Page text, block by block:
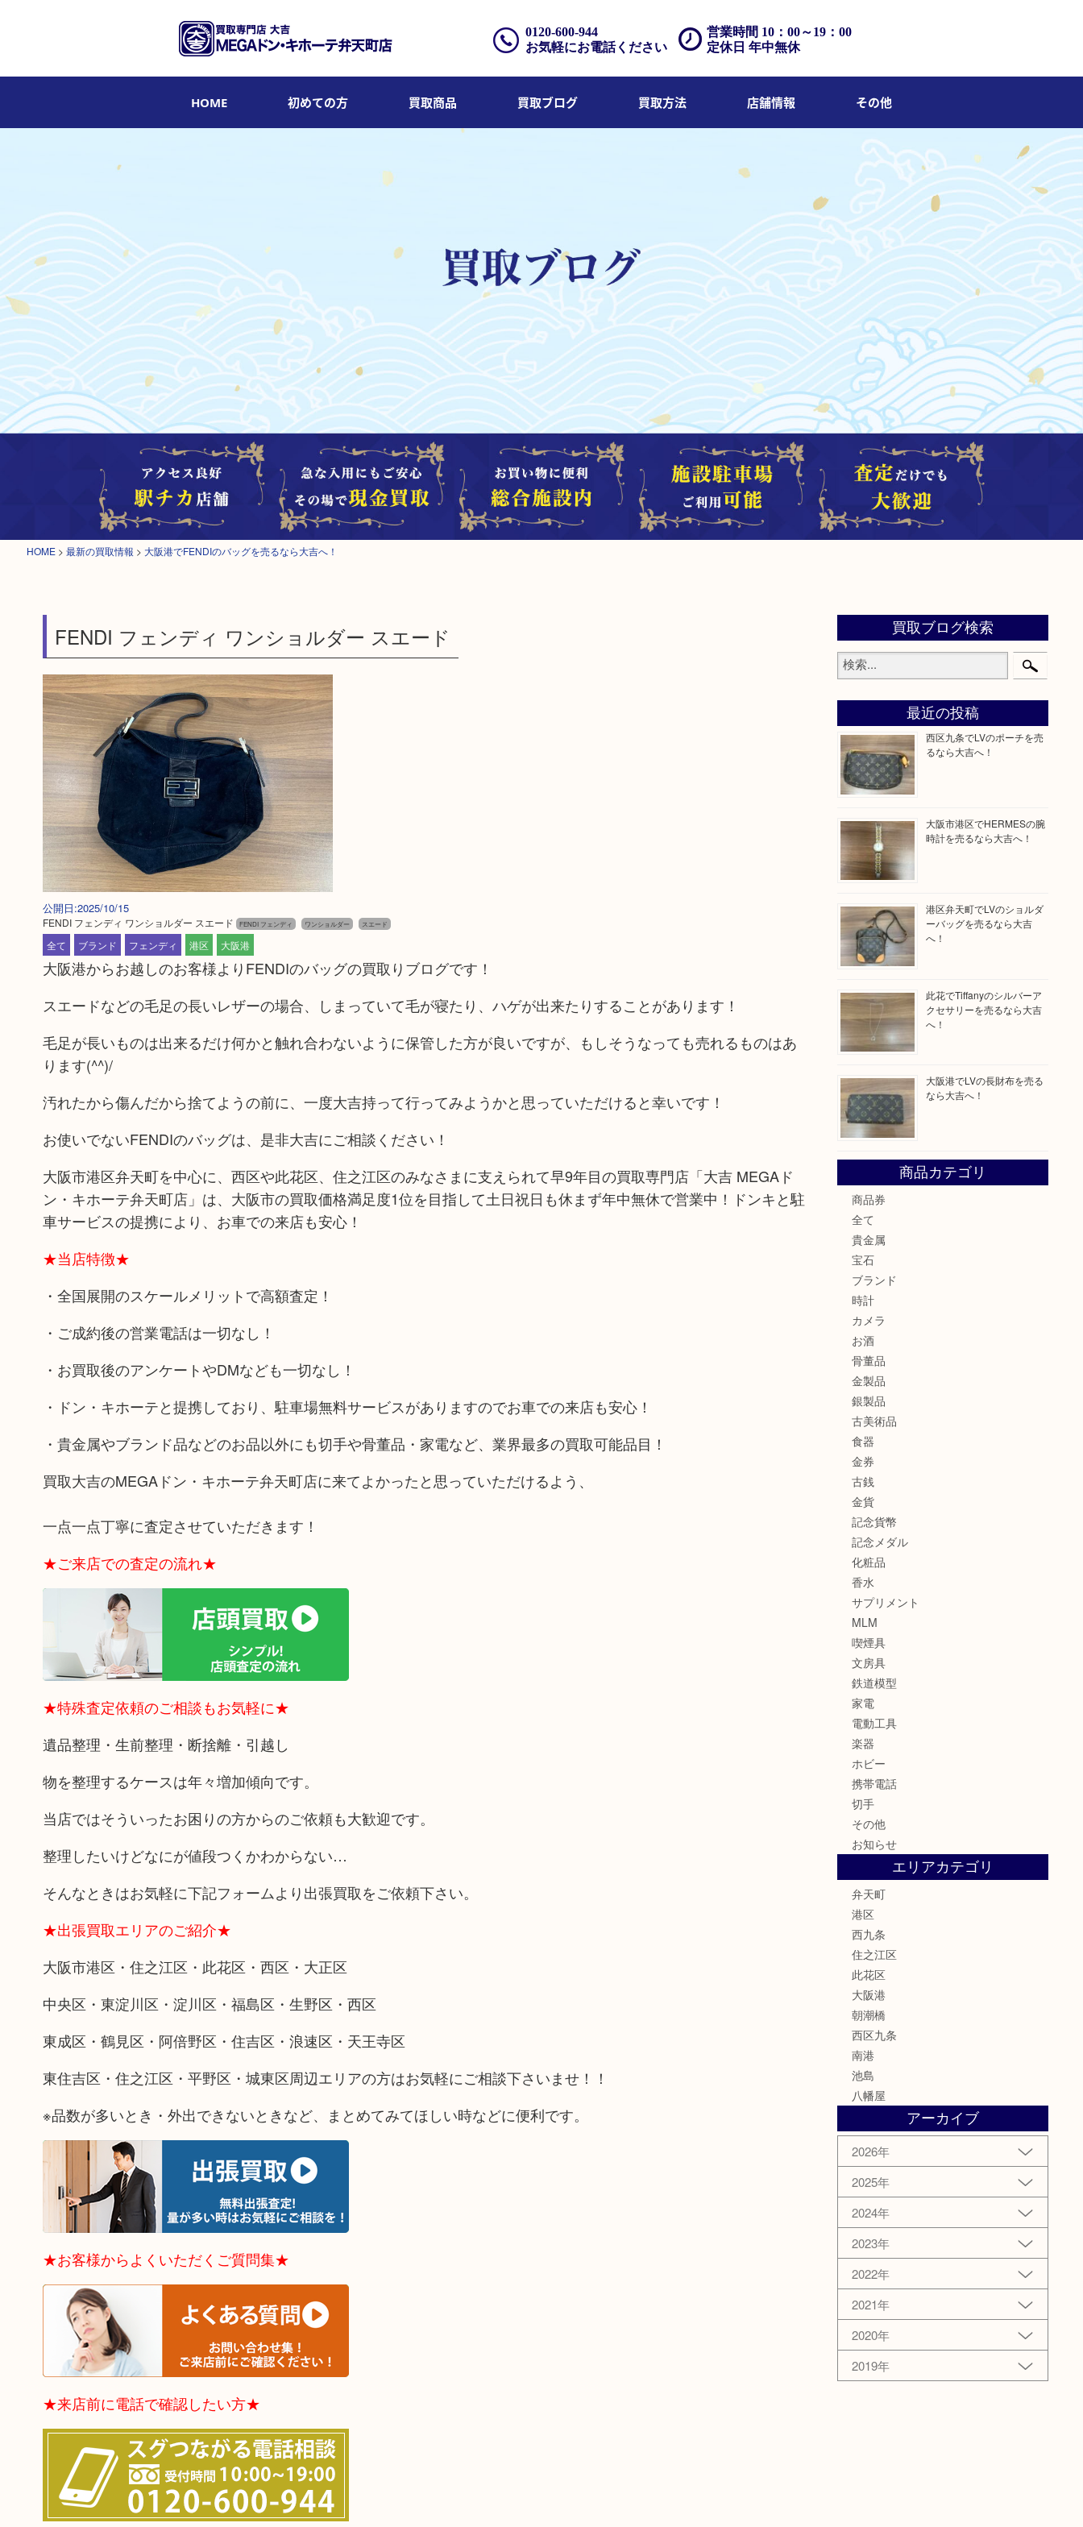
営業時間 10：00～19：00
定休日 年中無休
0120-600-944
お気軽にお電話ください
HOME 初めての方 買取商品 買取ブログ 買取方法 店舗情報 その他
HOME > 最新の買取情報 > 大阪港でFENDIのバッグを売るなら大吉へ！
FENDI フェンディ ワンショルダー スエード
公開日:2025/10/15
FENDI フェンディ ワンショルダー スエード FENDI フェンディ ワンショルダー スエード
全て ブランド フェンディ 港区 大阪港
大阪港からお越しのお客様よりFENDIのバッグの買取りブログです！
スエードなどの毛足の長いレザーの場合、しまっていて毛が寝たり、ハゲが出来たりすることがあります！
毛足が長いものは出来るだけ何かと触れ合わないように保管した方が良いですが、もしそうなっても売れるものはあ
ります(^^)/
汚れたから傷んだから捨てようの前に、一度大吉持って行ってみようかと思っていただけると幸いです！
お使いでないFENDIのバッグは、是非大吉にご相談ください！
大阪市港区弁天町を中心に、西区や此花区、住之江区のみなさまに支えられて早9年目の買取専門店「大吉 MEGAド
ン・キホーテ弁天町店」は、大阪市の買取価格満足度1位を目指して土日祝日も休まず年中無休で営業中！ドンキと駐
車サービスの提携により、お車での来店も安心！
★当店特徴★
・全国展開のスケールメリットで高額査定！
・ご成約後の営業電話は一切なし！
・お買取後のアンケートやDMなども一切なし！
・ドン・キホーテと提携しており、駐車場無料サービスがありますのでお車での来店も安心！
・貴金属やブランド品などのお品以外にも切手や骨董品・家電など、業界最多の買取可能品目！
買取大吉のMEGAドン・キホーテ弁天町店に来てよかったと思っていただけるよう、
一点一点丁寧に査定させていただきます！
★ご来店での査定の流れ★
★特殊査定依頼のご相談もお気軽に★
遺品整理・生前整理・断捨離・引越し
物を整理するケースは年々増加傾向です。
当店ではそういったお困りの方からのご依頼も大歓迎です。
整理したいけどなにが値段つくかわからない…
そんなときはお気軽に下記フォームより出張買取をご依頼下さい。
★出張買取エリアのご紹介★
大阪市港区・住之江区・此花区・西区・大正区
中央区・東淀川区・淀川区・福島区・生野区・西区
東成区・鶴見区・阿倍野区・住吉区・浪速区・天王寺区
東住吉区・住之江区・平野区・城東区周辺エリアの方はお気軽にご相談下さいませ！！
※品数が多いとき・外出できないときなど、まとめてみてほしい時などに便利です。
★お客様からよくいただくご質問集★
★来店前に電話で確認したい方★
買取ブログ検索
最近の投稿
西区九条でLVのポーチを売
るなら大吉へ！
大阪市港区でHERMESの腕
時計を売るなら大吉へ！
港区弁天町でLVのショルダ
ーバッグを売るなら大吉
へ！
此花でTiffanyのシルバーア
クセサリーを売るなら大吉
へ！
大阪港でLVの長財布を売る
なら大吉へ！
商品カテゴリ
商品券
全て
貴金属
宝石
ブランド
時計
カメラ
お酒
骨董品
金製品
銀製品
古美術品
食器
金券
古銭
金貨
記念貨幣
記念メダル
化粧品
香水
サプリメント
MLM
喫煙具
文房具
鉄道模型
家電
電動工具
楽器
ホビー
携帯電話
切手
その他
お知らせ
エリアカテゴリ
弁天町
港区
西九条
住之江区
此花区
大阪港
朝潮橋
西区九条
南港
池島
八幡屋
アーカイブ
2026年
2025年
2024年
2023年
2022年
2021年
2020年
2019年